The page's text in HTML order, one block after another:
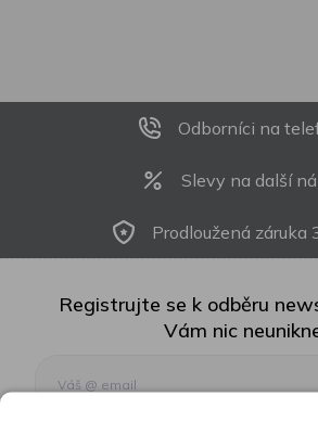
Odborníci na
Slevy na další
Prodloužená záruka
Registrujte se k odběru
Vám nic